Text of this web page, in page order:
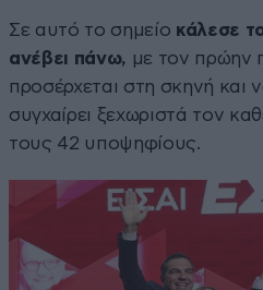
Σε αυτό το σημείο κάλεσε
ανέβει πάνω, με τον πρώην
προσέρχεται στη σκηνή και
συγχαίρει ξεχωριστά τον
τους 42 υποψηφίους.